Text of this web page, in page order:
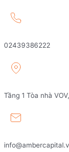
02439386222
Tầng 1 Tòa nhà